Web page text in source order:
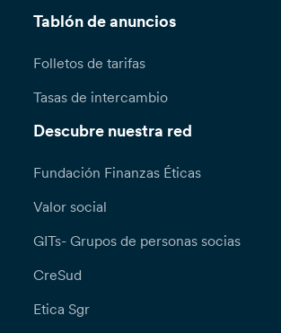
Tablón de anuncios
Folletos de tarifas
Tasas de intercambio
Descubre nuestra red
Fundación Finanzas Éticas
Valor social
GITs- Grupos de personas socias
CreSud
Etica Sgr